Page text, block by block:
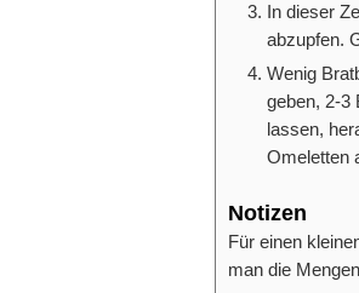
In dieser
abzupfen.
Wenig
geben, 2-3
lassen,
Omeletten
Notizen
Für einen
man die